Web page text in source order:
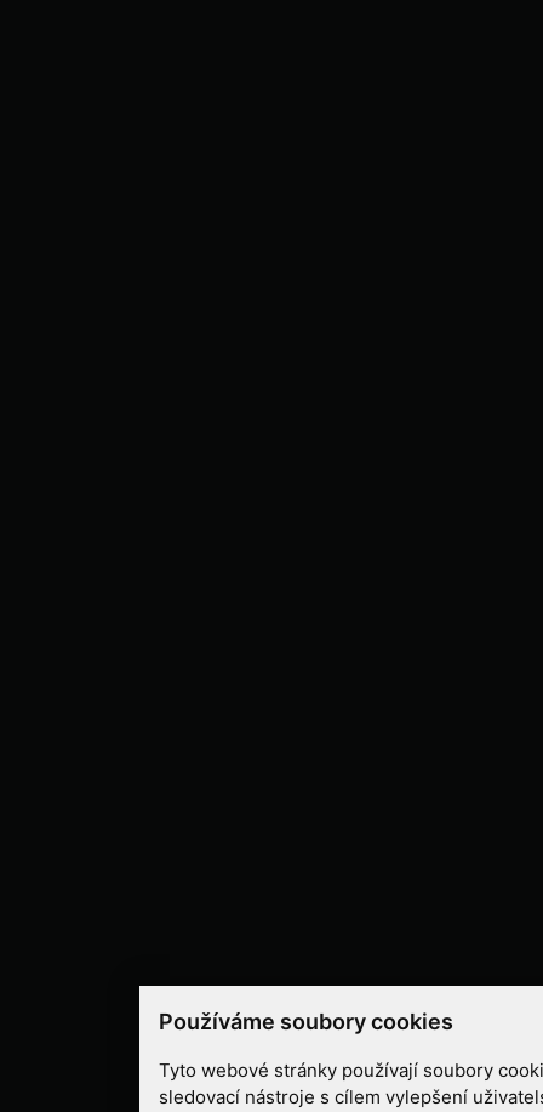
Používáme soubory cookies
Tyto webové stránky používají soubory
sledovací nástroje s cílem vylepšení